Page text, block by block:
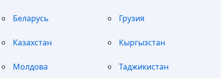
Беларусь Грузия
Казахстан Кыргызстан
Молдова Таджикистан